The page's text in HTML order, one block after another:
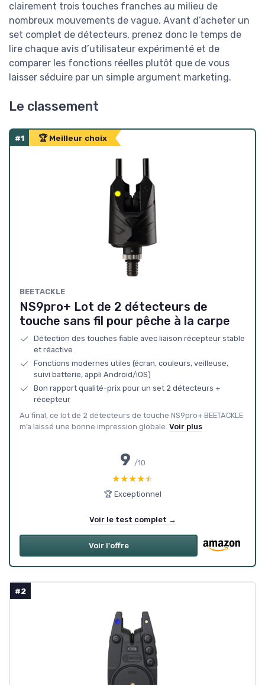
clairement trois touches franches au milieu de
nombreux mouvements de vague. Avant d’acheter un
set complet de détecteurs, prenez donc le temps de
lire chaque avis d’utilisateur expérimenté et de
comparer les fonctions réelles plutôt que de vous
laisser séduire par un simple argument marketing.
Le classement
#1 🏆 Meilleur choix
BEETACKLE
NS9pro+ Lot de 2 détecteurs de
touche sans fil pour pêche à la carpe
Détection des touches fiable avec liaison récepteur stable
et réactive
Fonctions modernes utiles (écran, couleurs, veilleuse,
suivi batterie, appli Android/iOS)
Bon rapport qualité-prix pour un set 2 détecteurs +
récepteur
Au final, ce lot de 2 détecteurs de touche NS9pro+ BEETACKLE
m’a laissé une bonne impression globale. Voir plus
9 /10
★★★★★
★★★★★
🏆 Exceptionnel
Voir le test complet →
Voir l'offre
#2